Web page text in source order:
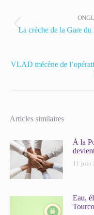
La crèche de la Gare
VLAD mécène de
Articles similaires
À la
11 juin
Eau,